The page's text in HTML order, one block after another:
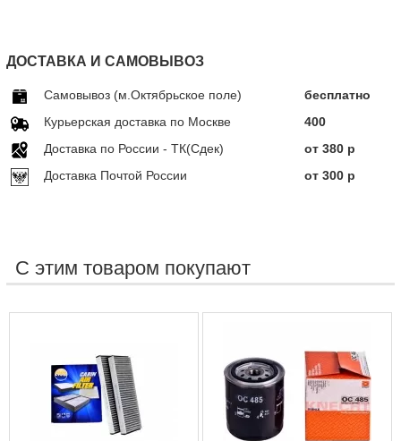
ДОСТАВКА И САМОВЫВОЗ
Самовывоз (м.Октябрьское поле)
бесплатно
Курьерская доставка по Москве
400
Доставка по Росcии - ТК(Сдек)
от 380 р
Доставка Почтой России
от 300 р
С этим товаром покупают